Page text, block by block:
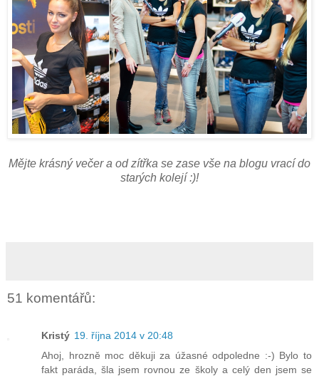
Mějte krásný večer a od zítřka se zase vše na blogu vrací do
starých kolejí :)!
51 komentářů:
Kristý 19. října 2014 v 20:48
Ahoj, hrozně moc děkuji za úžasné odpoledne :-) Bylo to
fakt paráda, šla jsem rovnou ze školy a celý den jsem se